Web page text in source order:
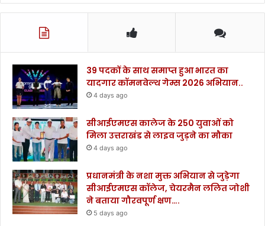
39 पदकों के साथ समाप्त हुआ भारत का
यादगार कॉमनवेल्थ गेम्स 2026 अभियान..
4 days ago
सीआईएमएस कालेज के 250 युवाओं को
मिला उत्तराखंड से लाइव जुड़ने का मौका
4 days ago
प्रधानमंत्री के नशा मुक्त अभियान से जुड़ेगा
सीआईएमएस कॉलेज, चेयरमैन ललित जोशी
ने बताया गौरवपूर्ण क्षण….
5 days ago